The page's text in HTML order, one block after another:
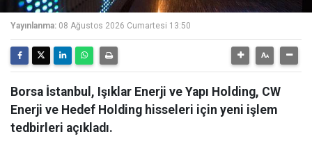
Yayınlanma: 08 Ağustos 2026 Cumartesi 13:50
Borsa İstanbul, Işıklar Enerji ve Yapı Holding, CW
Enerji ve Hedef Holding hisseleri için yeni işlem
tedbirleri açıkladı.